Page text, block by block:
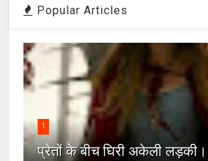
Popular Articles
1
प्रेतों के बीच घिरी अकेली लड़की।